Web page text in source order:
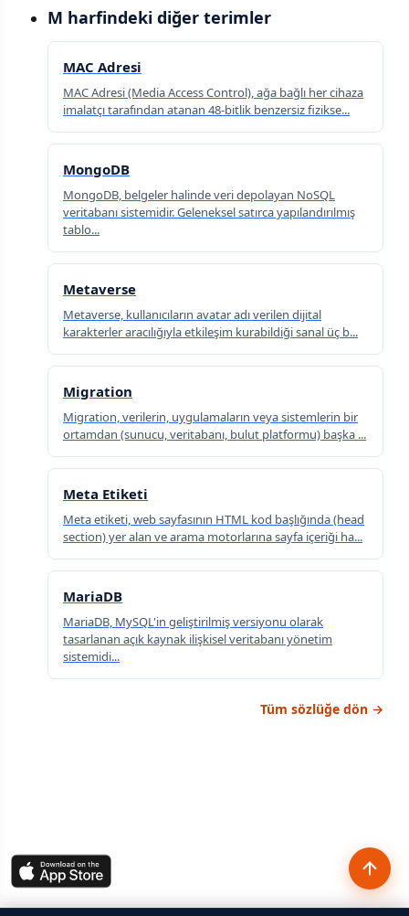
M harfindeki diğer terimler
MAC Adresi
MAC Adresi (Media Access Control), ağa bağlı her cihaza
imalatçı tarafından atanan 48-bitlik benzersiz fizikse...
MongoDB
MongoDB, belgeler halinde veri depolayan NoSQL
veritabanı sistemidir. Geleneksel satırca yapılandırılmış
tablo...
Metaverse
Metaverse, kullanıcıların avatar adı verilen dijital
karakterler aracılığıyla etkileşim kurabildiği sanal üç b...
Migration
Migration, verilerin, uygulamaların veya sistemlerin bir
ortamdan (sunucu, veritabanı, bulut platformu) başka ...
Meta Etiketi
Meta etiketi, web sayfasının HTML kod başlığında (head
section) yer alan ve arama motorlarına sayfa içeriği ha...
MariaDB
MariaDB, MySQL'in geliştirilmiş versiyonu olarak
tasarlanan açık kaynak ilişkisel veritabanı yönetim
sistemidi...
Tüm sözlüğe dön →